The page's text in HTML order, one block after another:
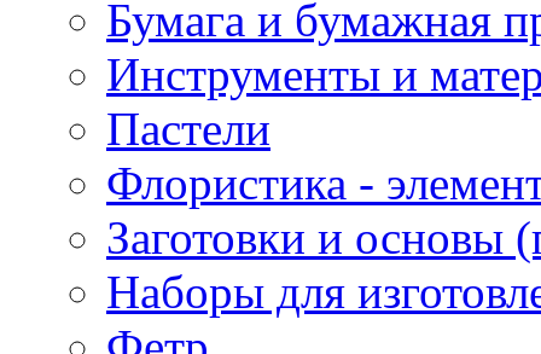
Бумага и бумажная
Инструменты и
Пастели
Флористика -
Заготовки и основы
Наборы для